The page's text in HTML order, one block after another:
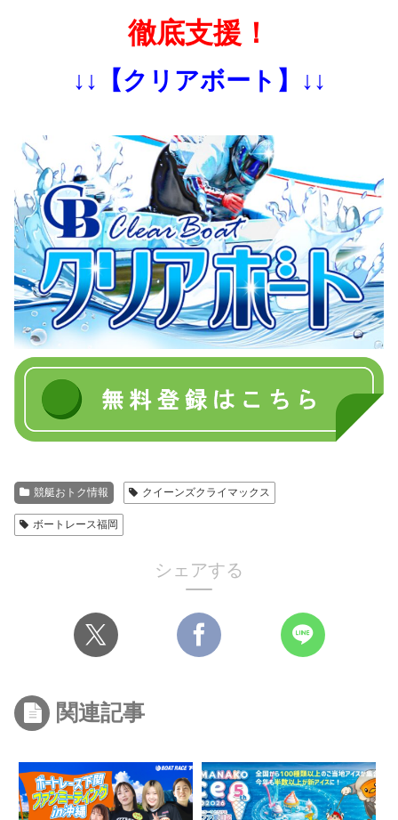
徹底支援！
↓↓【クリアボート】↓↓
競艇おトク情報 クイーンズクライマックス
ボートレース福岡
シェアする
関連記事